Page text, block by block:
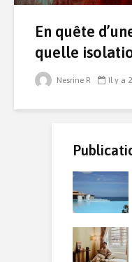
En quête
quelle
Nesrine R Il y a